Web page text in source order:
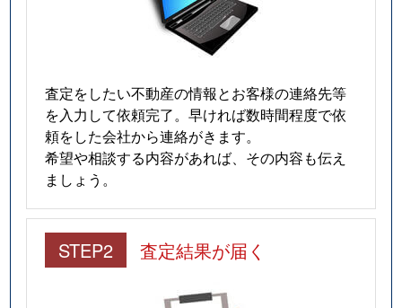
査定をしたい不動産の情報とお客様の連絡先等
を入力して依頼完了。早ければ数時間程度で依
頼をした会社から連絡がきます。
希望や相談する内容があれば、その内容も伝え
ましょう。
STEP2 査定結果が届く